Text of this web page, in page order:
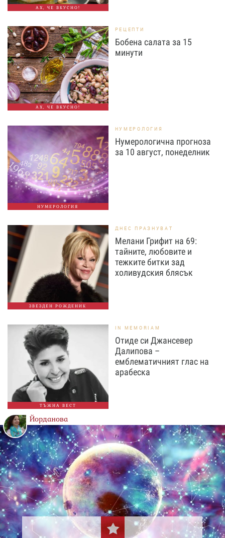
АХ, ЧЕ ВКУСНО!
АХ, ЧЕ ВКУСНО!
РЕЦЕПТИ
Бобена салата за 15
минути
НУМЕРОЛОГИЯ
НУМЕРОЛОГИЯ
Нумерологична прогноза
за 10 август, понеделник
ЗВЕЗДЕН РОЖДЕНИК
ДНЕС ПРАЗНУВАТ
Мелани Грифит на 69:
тайните, любовите и
тежките битки зад
холивудския блясък
ТЪЖНА ВЕСТ
IN MEMORIAM
Отиде си Джансевер
Далипова –
емблематичният глас на
арабеска
Йорданова